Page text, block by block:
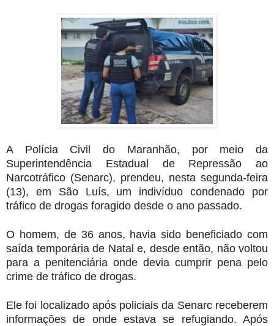
A Polícia Civil do Maranhão, por meio da
Superintendência Estadual de Repressão ao
Narcotráfico (Senarc), prendeu, nesta segunda-feira
(13), em São Luís, um indivíduo condenado por
tráfico de drogas foragido desde o ano passado.
O homem, de 36 anos, havia sido beneficiado com
saída temporária de Natal e, desde então, não voltou
para a penitenciária onde devia cumprir pena pelo
crime de tráfico de drogas.
Ele foi localizado após policiais da Senarc receberem
informações de onde estava se refugiando. Após